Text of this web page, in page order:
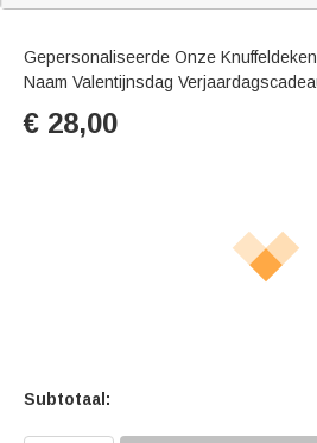
Gepersonaliseerde Onze
Naam Valentijnsdag
€ 28,00
Subtotaal: